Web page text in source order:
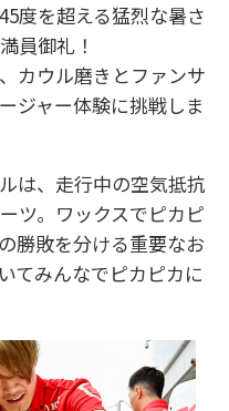
度を超える猛烈な暑さ
員御礼！
カウル磨きとファンサ
ジャー体験に挑戦しま
は、走行中の空気抵抗
ツ。ワックスでピカピ
勝敗を分ける重要なお
てみんなでピカピカに